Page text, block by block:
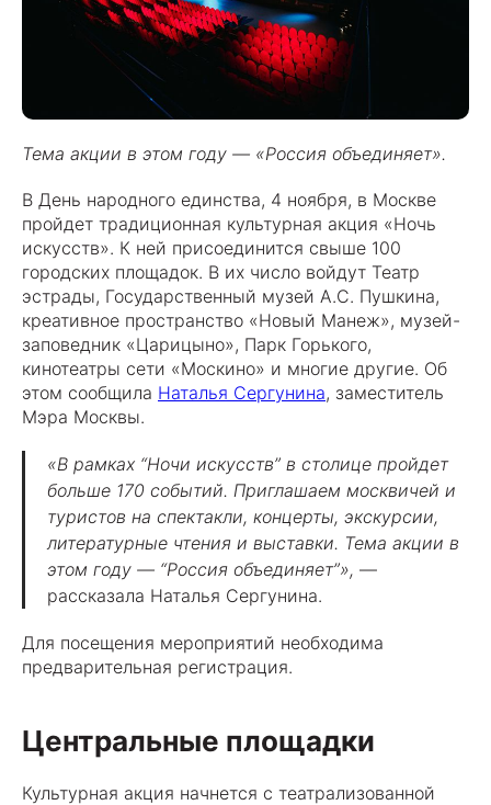
Тема акции в этом году — «Россия объединяет».
В День народного единства, 4 ноября, в Москве
пройдет традиционная культурная акция «Ночь
искусств». К ней присоединится свыше 100
городских площадок. В их число войдут Театр
эстрады, Государственный музей А.С. Пушкина,
креативное пространство «Новый Манеж», музей-
заповедник «Царицыно», Парк Горького,
кинотеатры сети «Москино» и многие другие. Об
этом сообщила Наталья Сергунина, заместитель
Мэра Москвы.
«В рамках “Ночи искусств” в столице пройдет
больше 170 событий. Приглашаем москвичей и
туристов на спектакли, концерты, экскурсии,
литературные чтения и выставки. Тема акции в
этом году — “Россия объединяет”», —
рассказала Наталья Сергунина.
Для посещения мероприятий необходима
предварительная регистрация.
Центральные площадки
Культурная акция начнется с театрализованной